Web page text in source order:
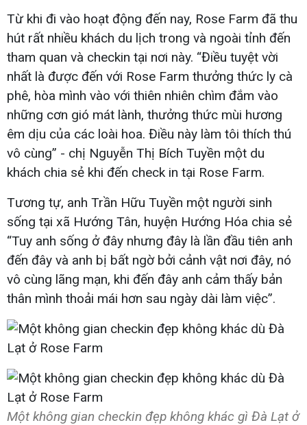
Từ khi đi vào hoạt động đến nay, Rose Farm đã thu
hút rất nhiều khách du lịch trong và ngoài tỉnh đến
tham quan và checkin tại nơi này. “Điều tuyệt vời
nhất là được đến với Rose Farm thưởng thức ly cà
phê, hòa mình vào với thiên nhiên chìm đắm vào
những cơn gió mát lành, thưởng thức mùi hương
êm dịu của các loài hoa. Điều này làm tôi thích thú
vô cùng” - chị Nguyễn Thị Bích Tuyền một du
khách chia sẻ khi đến check in tại Rose Farm.
Tương tự, anh Trần Hữu Tuyền một người sinh
sống tại xã Hướng Tân, huyện Hướng Hóa chia sẻ
“Tuy anh sống ở đây nhưng đây là lần đầu tiên anh
đến đây và anh bị bất ngờ bởi cảnh vật nơi đây, nó
vô cùng lãng mạn, khi đến đây anh cảm thấy bản
thân mình thoải mái hơn sau ngày dài làm việc”.
Một không gian checkin đẹp không khác gì Đà Lạt ở